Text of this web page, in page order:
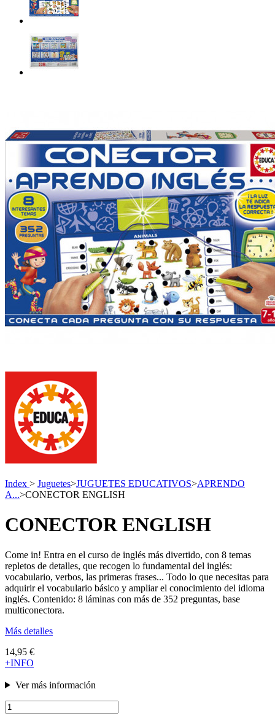
Index > Juguetes>JUGUETES EDUCATIVOS>APRENDO
A...>CONECTOR ENGLISH
CONECTOR ENGLISH
Come in! Entra en el curso de inglés más divertido, con 8 temas
repletos de detalles, que recogen lo fundamental del inglés:
vocabulario, verbos, las primeras frases... Todo lo que necesitas para
adquirir el vocabulario básico y ampliar el conocimiento del idioma
inglés. Contenido: 8 láminas con más de 352 preguntas, base
multiconectora.
Más detalles
14,95 €
+INFO
Ver más información